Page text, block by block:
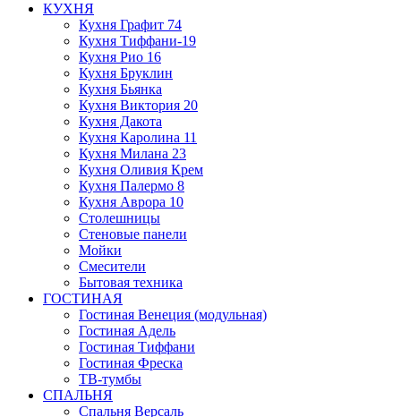
КУХНЯ
Кухня Графит 74
Кухня Тиффани-19
Кухня Рио 16
Кухня Бруклин
Кухня Бьянка
Кухня Виктория 20
Кухня Дакота
Кухня Каролина 11
Кухня Милана 23
Кухня Оливия Крем
Кухня Палермо 8
Кухня Аврора 10
Столешницы
Стеновые панели
Мойки
Смесители
Бытовая техника
ГОСТИНАЯ
Гостиная Венеция (модульная)
Гостиная Адель
Гостиная Тиффани
Гостиная Фреска
ТВ-тумбы
СПАЛЬНЯ
Спальня Версаль